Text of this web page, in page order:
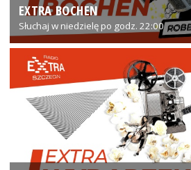
EXTRA BOCHEN
Słuchaj w niedzielę po godz. 22:00